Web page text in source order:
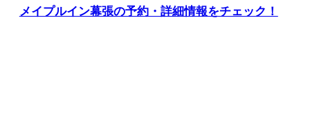
メイプルイン幕張の予約・詳細情報をチェック！